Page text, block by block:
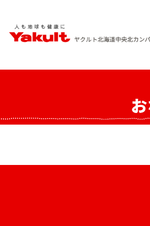
content
ヤクルト北海道中央 北カンパニー
人も地球も健康に